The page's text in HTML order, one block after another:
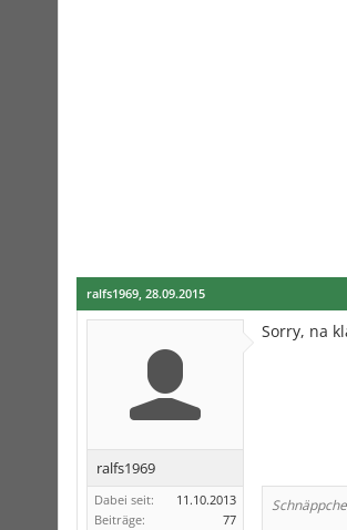
ralfs1969, 28.09.2015
ralfs1969
Dabei seit:
11.10.2013
Beiträge:
77
Sorry, na